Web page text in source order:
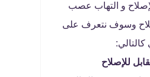
و التهاب عصب
وسوف نتعرف على
للإصلاح